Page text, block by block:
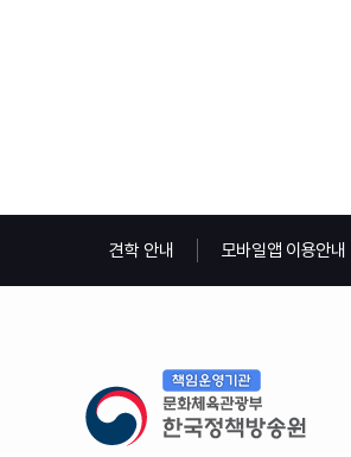
견학 안내 모바일앱 이용안내